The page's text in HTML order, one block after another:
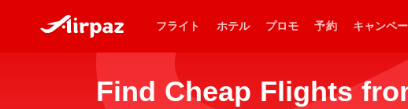
フライト ホテル プロモ 予約 キャンペ
Find Cheap Flights